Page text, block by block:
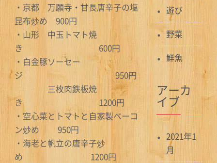
・京都 万願寺・甘長唐辛子の塩
昆布炒め 900円
・山形 中玉トマト焼
き 600円
・白金豚ソーセー
ジ 950円
三枚肉鉄板焼
き 1200円
・空心菜とトマトと自家製ベーコ
ン炒め 950円
・海老と帆立の唐辛子炒
め 1200円
遊び
野菜
鮮魚
アーカ
イブ
2021年1
月